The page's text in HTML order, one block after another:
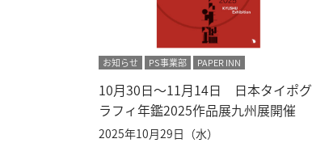
お知らせ PS事業部 PAPER INN
10月30日～11月14日 日本タイポグ
ラフィ年鑑2025作品展九州展開催
2025年10月29日（水）